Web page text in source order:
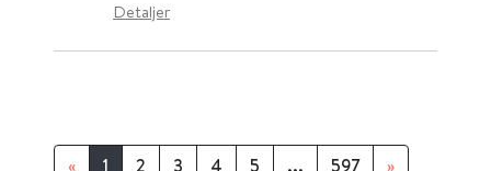
Detaljer
« 1 2 3 4 5 ... 597 »